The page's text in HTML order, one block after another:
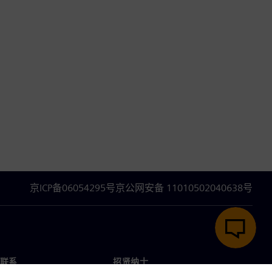
京ICP备06054295号京公网安备 11010502040638号
系 招贤纳士